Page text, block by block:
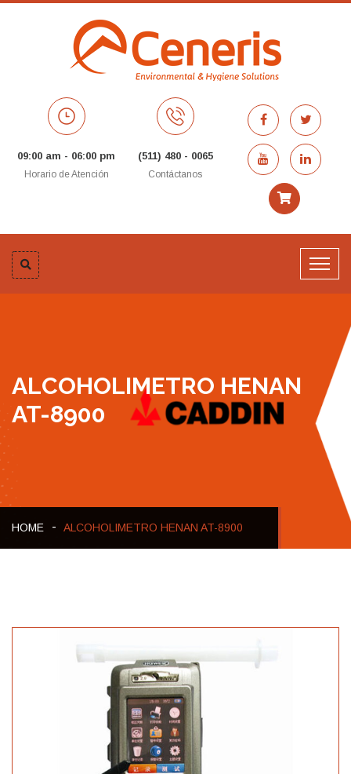
09:00 am - 06:00 pm
Horario de Atención
(511) 480 - 0065
Contáctanos
ALCOHOLIMETRO HENAN
AT-8900
HOME ALCOHOLIMETRO HENAN AT-8900